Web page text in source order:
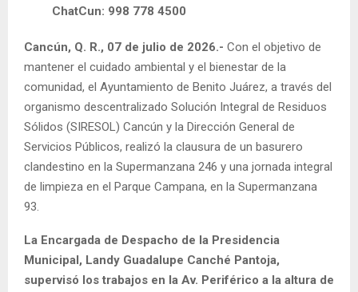
ChatCun: 998 778 4500
Cancún, Q. R., 07 de julio de 2026.- Con el objetivo de
mantener el cuidado ambiental y el bienestar de la
comunidad, el Ayuntamiento de Benito Juárez, a través del
organismo descentralizado Solución Integral de Residuos
Sólidos (SIRESOL) Cancún y la Dirección General de
Servicios Públicos, realizó la clausura de un basurero
clandestino en la Supermanzana 246 y una jornada integral
de limpieza en el Parque Campana, en la Supermanzana
93.
La Encargada de Despacho de la Presidencia
Municipal, Landy Guadalupe Canché Pantoja,
supervisó los trabajos en la Av. Periférico a la altura de